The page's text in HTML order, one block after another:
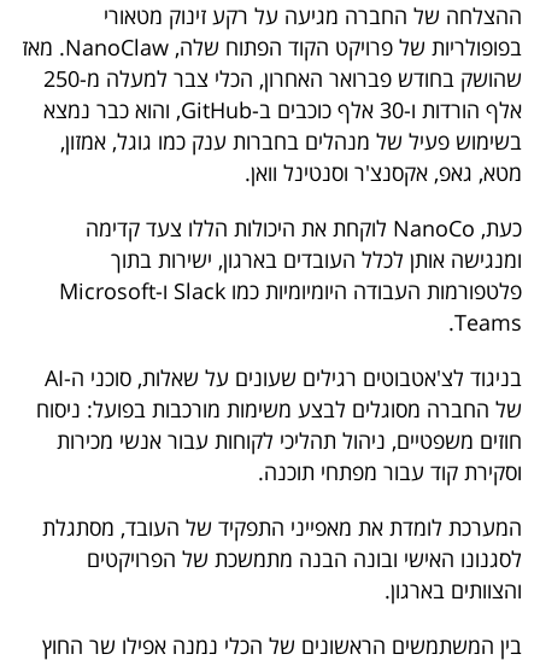
דרושים
ניוזלטרים
מייל
אדום
פרסמו
באייס
עקבו
אחרינו:
ההצלחה של החברה מגיעה על רקע זינוק מטאורי
בפופולריות של פרויקט הקוד הפתוח שלה, NanoClaw. מאז
שהושק בחודש פברואר האחרון, הכלי צבר למעלה מ-250
אלף הורדות ו-30 אלף כוכבים ב-GitHub, והוא כבר נמצא
בשימוש פעיל של מנהלים בחברות ענק כמו גוגל, אמזון,
מטא, גאפ, אקסנצ'ר וסנטינל וואן.
כעת, NanoCo לוקחת את היכולות הללו צעד קדימה
ומנגישה אותן לכלל העובדים בארגון, ישירות בתוך
פלטפורמות העבודה היומיומיות כמו Slack ו-Microsoft
Teams.
בניגוד לצ'אטבוטים רגילים שעונים על שאלות, סוכני ה-AI
של החברה מסוגלים לבצע משימות מורכבות בפועל: ניסוח
חוזים משפטיים, ניהול תהליכי לקוחות עבור אנשי מכירות
וסקירת קוד עבור מפתחי תוכנה.
המערכת לומדת את מאפייני התפקיד של העובד, מסתגלת
לסגנונו האישי ובונה הבנה מתמשכת של הפרויקטים
והצוותים בארגון.
בין המשתמשים הראשונים של הכלי נמנה אפילו שר החוץ